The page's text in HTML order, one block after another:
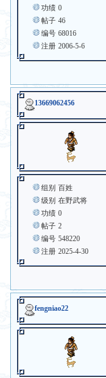
功绩 0
帖子 46
编号 68016
注册 2006-5-6
13669062456
组别 百姓
级别 在野武将
功绩 0
帖子 2
编号 548220
注册 2025-4-30
fengniao22